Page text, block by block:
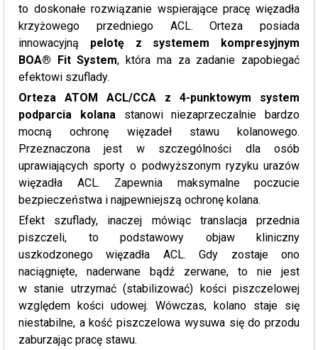
to doskonałe rozwiązanie wspierające pracę więzadła
krzyżowego przedniego ACL. Orteza posiada
innowacyjną pelotę z systemem kompresyjnym
BOA® Fit System, która ma za zadanie zapobiegać
efektowi szuflady.
Orteza ATOM ACL/CCA z 4-punktowym system
podparcia kolanastanowi niezaprzeczalnie bardzo
mocną ochronę więzadeł stawu kolanowego.
Przeznaczona jest w szczególności dla osób
uprawiających sporty o podwyższonym ryzyku urazów
więzadła ACL. Zapewnia maksymalne poczucie
bezpieczeństwa i najpewniejszą ochronę kolana.
Efekt szuflady, inaczej mówiąc translacja przednia
piszczeli, to podstawowy objaw kliniczny
uszkodzonego więzadła ACL. Gdy zostaje ono
naciągnięte, naderwane bądź zerwane, to nie jest
w stanie utrzymać (stabilizować) kości piszczelowej
względem kości udowej. Wówczas, kolano staje się
niestabilne, a kość piszczelowa wysuwa się do przodu
zaburzając pracę stawu.